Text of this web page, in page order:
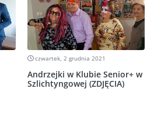
czwartek, 2 grudnia 2021
Andrzejki w Klubie Senior+ w
Szlichtyngowej (ZDJĘCIA)